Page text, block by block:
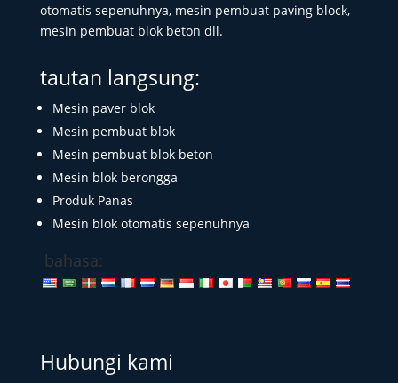
otomatis sepenuhnya, mesin pembuat paving block,
mesin pembuat blok beton dll.
tautan langsung:
Mesin paver blok
Mesin pembuat blok
Mesin pembuat blok beton
Mesin blok berongga
Produk Panas
Mesin blok otomatis sepenuhnya
bahasa:
Hubungi kami